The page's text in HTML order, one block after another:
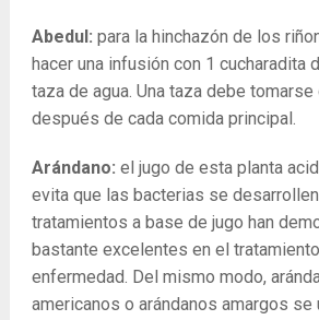
Abedul: para la hinchazón de los
hacer una infusión con 1 cucharadita
taza de agua. Una taza debe
después de cada comida principal.
Arándano: el jugo de esta planta
evita que las bacterias se
tratamientos a base de jugo han
bastante excelentes en el
enfermedad. Del mismo modo,
americanos o arándanos amargos